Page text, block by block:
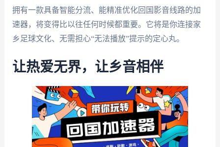
拥有一款具备智能分流、能精准优化回国影音线路的加
速器，将变得比以往任何时候都重要。它将是你连接家
乡足球文化、无需担心“无法播放”提示的定心丸。
让热爱无界，让乡音相伴